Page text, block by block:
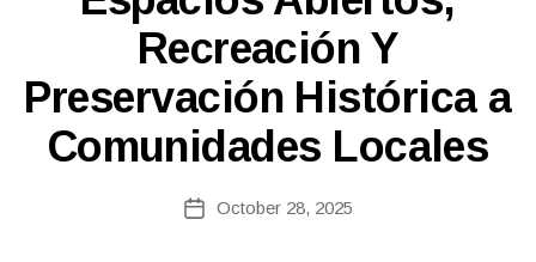
Recreación Y
Preservación Histórica a
Comunidades Locales
author
B
y
c
o
ri
PostOctober 28, 2025